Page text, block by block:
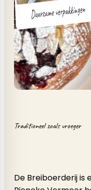
Traditioneel zoals vroeger
De Breiboerderij